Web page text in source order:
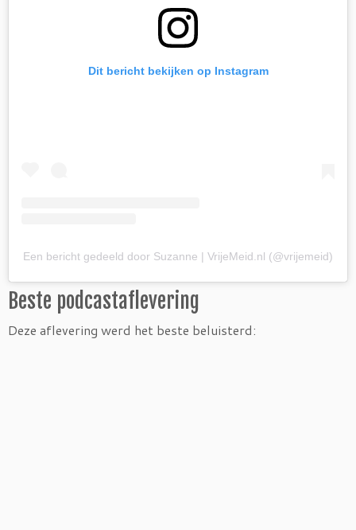
Dit bericht bekijken op Instagram
Een bericht gedeeld door Suzanne | VrijeMeid.nl (@vrijemeid)
Beste podcastaflevering
Deze aflevering werd het beste beluisterd: